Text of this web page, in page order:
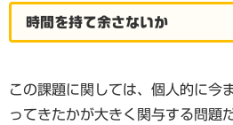
時間を持て余さないか
この課題に関しては、個人的に今
ってきたかが大きく関与する問題